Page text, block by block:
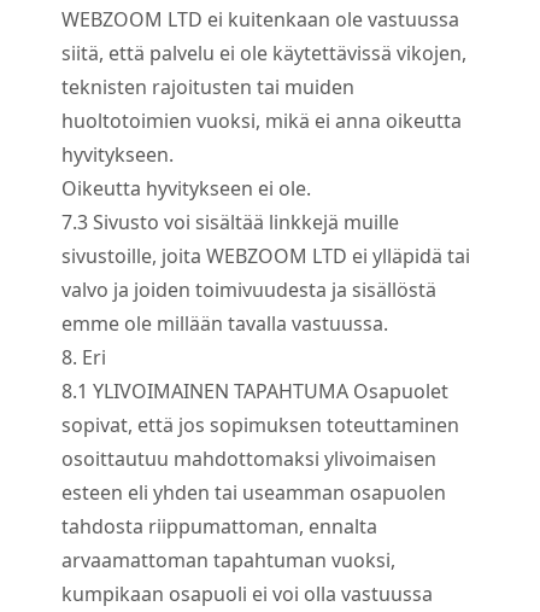
WEBZOOM LTD ei kuitenkaan ole vastuussa
siitä, että palvelu ei ole käytettävissä vikojen,
teknisten rajoitusten tai muiden
huoltotoimien vuoksi, mikä ei anna oikeutta
hyvitykseen.
Oikeutta hyvitykseen ei ole.
7.3Sivusto voi sisältää linkkejä muille
sivustoille, joita WEBZOOM LTD ei ylläpidä tai
valvo ja joiden toimivuudesta ja sisällöstä
emme ole millään tavalla vastuussa.
8. Eri
8.1 YLIVOIMAINEN TAPAHTUMA Osapuolet
sopivat, että jos sopimuksen toteuttaminen
osoittautuu mahdottomaksi ylivoimaisen
esteen eli yhden tai useamman osapuolen
tahdosta riippumattoman, ennalta
arvaamattoman tapahtuman vuoksi,
kumpikaan osapuoli ei voi olla vastuussa